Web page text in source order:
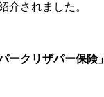
介されました。
クリザパー保険」